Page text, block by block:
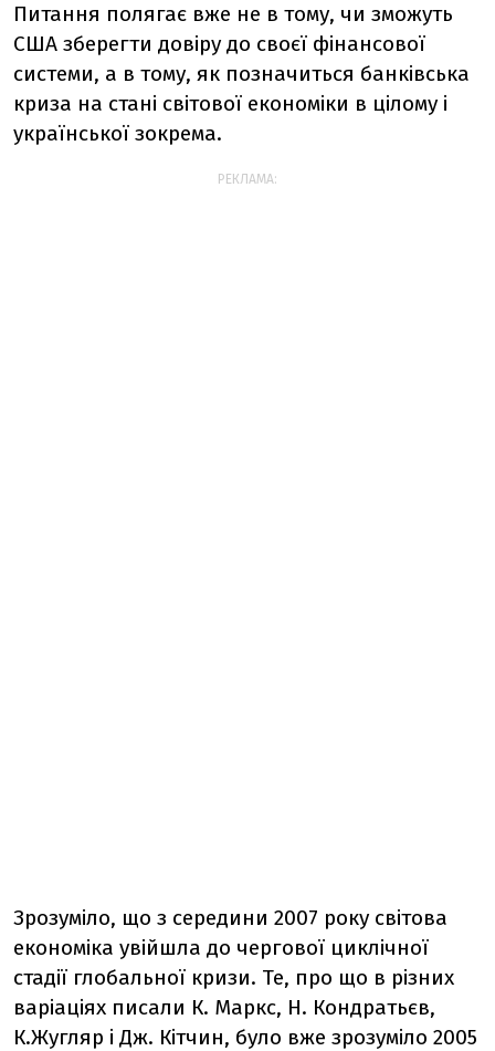
Питання полягає вже не в тому, чи зможуть
США зберегти довіру до своєї фінансової
системи, а в тому, як позначиться банківська
криза на стані світової економіки в цілому і
української зокрема.
РЕКЛАМА:
Зрозуміло, що з середини 2007 року світова
економіка увійшла до чергової циклічної
стадії глобальної кризи. Те, про що в різних
варіаціях писали К. Маркс, Н. Кондратьєв,
К.Жугляр і Дж. Кітчин, було вже зрозуміло 2005